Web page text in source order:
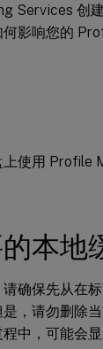
Services 创
影响您的
使用 Profile
本地
确保先从在
，请勿删除
中，可能会显